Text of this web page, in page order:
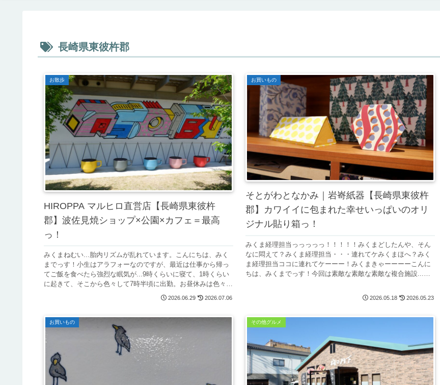
長崎県東彼杵郡
お散歩
HIROPPA マルヒロ直営店【長崎県東彼杵
郡】波佐見焼ショップ×公園×カフェ＝最高
っ！
みくまねむい...胎内リズムが乱れています。こんにちは、みく
までっす！小生はアラフォーなのですが、最近は仕事から帰っ
てご飯を食べたら強烈な眠気が...9時くらいに寝て、1時くらい
に起きて、そこから色々して7時半頃に出勤。お昼休みは色々し
2026.06.29 2026.07.06
お買いもの
そとがわとなかみ｜岩㟢紙器【長崎県東彼杵
郡】カワイイに包まれた幸せいっぱいのオリ
ジナル貼り箱っ！
みくま経理担当っっっっっ！！！！！みくまどしたんや、そん
なに悶えて？みくま経理担当・・・連れてケみくまほへ？みく
ま経理担当ココに連れてケーーー！みくまきゃーーーーこんに
ちは、みくまでっす！今回は素敵な素敵な素敵な複合施設...な
2026.05.18 2026.05.23
お買いもの その他グルメ